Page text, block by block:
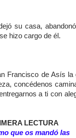
su casa,
hizo cargo de él.
Francisco de Asís
concédenos
a ti con
LECTURA
que os mandó las